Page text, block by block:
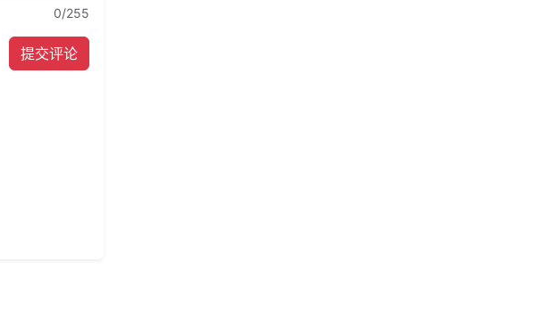
0/255
提交评论